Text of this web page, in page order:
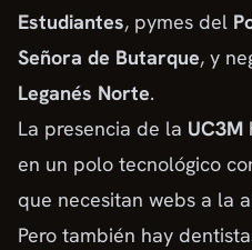
Estudiantes, pymes del
Señora de Butarque, y
Leganés Norte.
La presencia de la UC3M
en un polo tecnológico
que necesitan webs a la
Pero también hay